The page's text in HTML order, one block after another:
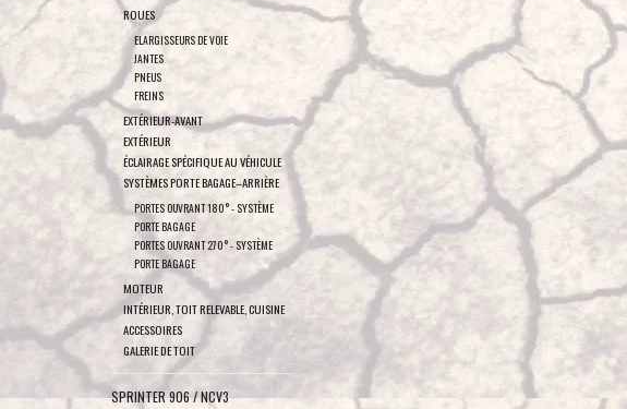
ROUES
ELARGISSEURS DE VOIE
JANTES
PNEUS
FREINS
EXTÉRIEUR-AVANT
EXTÉRIEUR
ÉCLAIRAGE SPÉCIFIQUE AU VÉHICULE
SYSTÈMES PORTE BAGAGE–ARRIÈRE
PORTES OUVRANT 180° - SYSTÈME
PORTE BAGAGE
PORTES OUVRANT 270° - SYSTÈME
PORTE BAGAGE
MOTEUR
INTÉRIEUR, TOIT RELEVABLE, CUISINE
ACCESSOIRES
GALERIE DE TOIT
SPRINTER 906 / NCV3